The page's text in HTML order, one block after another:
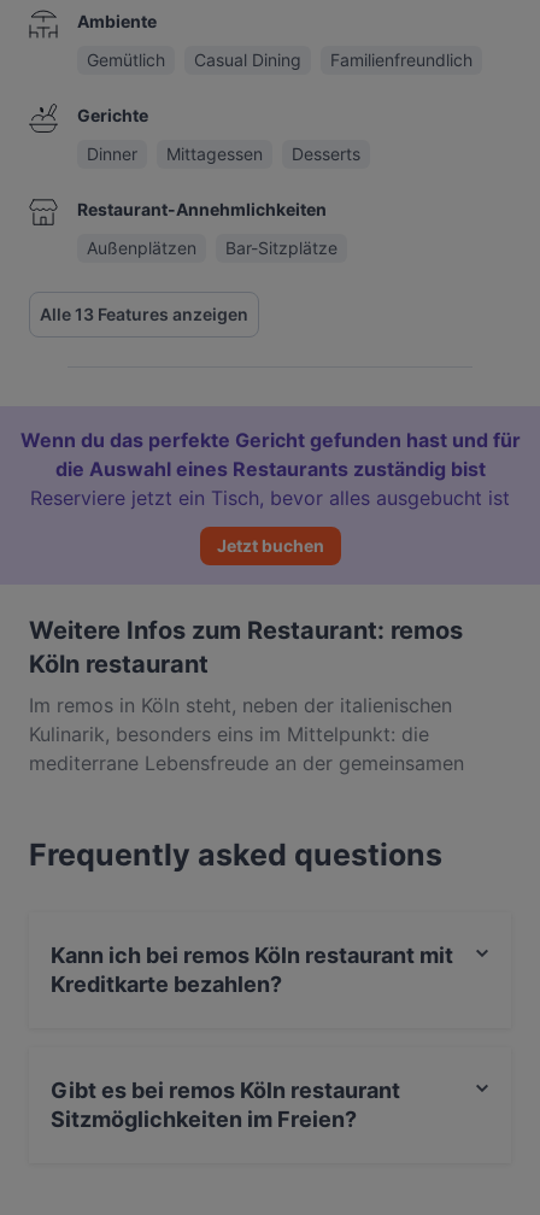
Ambiente
Gemütlich
Casual Dining Familienfreundlich
Gerichte
Dinner
Mittagessen Desserts
Restaurant-Annehmlichkeiten
Außenplätzen
Bar-Sitzplätze
Alle 13 Features anzeigen
Wenn du das perfekte Gericht gefunden hast und für
die Auswahl eines Restaurants zuständig bist
Reserviere jetzt ein Tisch, bevor alles ausgebucht ist
Jetzt buchen
Weitere Infos zum Restaurant: remos
Köln restaurant
Im remos in Köln steht, neben der italienischen
Kulinarik, besonders eins im Mittelpunkt: die
mediterrane Lebensfreude an der gemeinsamen
einer Schwester mit ihren drei Brüdern. Gemeinsam
bieten sie ihren Gästen in der Aachener Straße ein
von den Vorspeisen bis hin zu den Dolci kommt hier
alles aus hochwertigen, ausgesuchten Zutaten frisch
Frequently asked questions
Kann ich bei remos Köln restaurant mit
Kreditkarte bezahlen?
Gibt es bei remos Köln restaurant
Sitzmöglichkeiten im Freien?